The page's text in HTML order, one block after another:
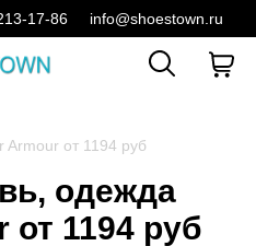
17-86 info@shoestown.ru
от 1194 руб
одежда
от 1194 руб